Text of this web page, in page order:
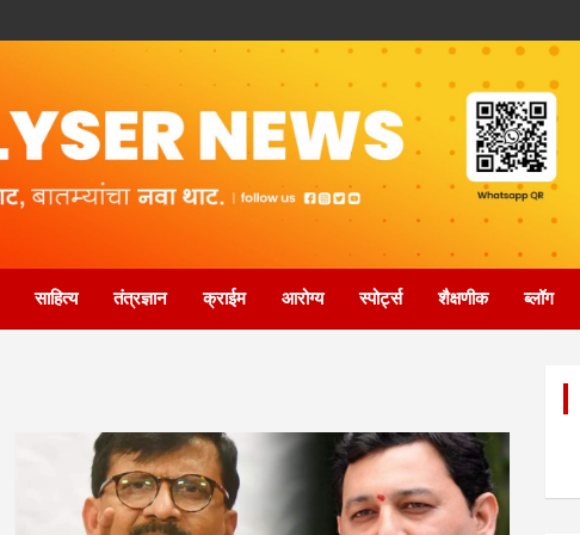
साहित्य तंत्रज्ञान क्राईम आरोग्य स्पोर्ट्स शैक्षणीक ब्लॉग